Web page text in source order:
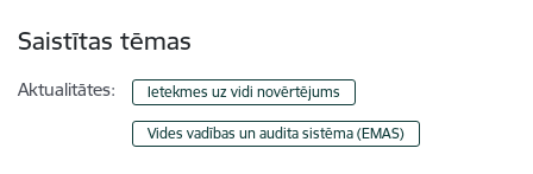
Saistītas tēmas
Aktualitātes: Ietekmes uz vidi novērtējums
Vides vadības un audita sistēma (EMAS)